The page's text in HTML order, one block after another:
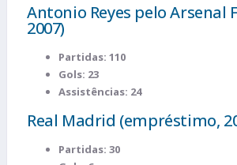
Antonio Reyes pelo Arsenal
2007)
Partidas: 110
Gols: 23
Assistências: 24
Real Madrid (empréstimo,
Partidas: 30